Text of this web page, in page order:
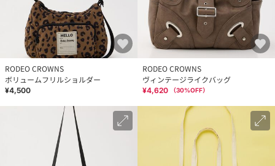
RODEO CROWNS
ボリュームフリルショルダー
¥4,500
RODEO CROWNS
ヴィンテージライクバッグ
¥4,620 （30%OFF）